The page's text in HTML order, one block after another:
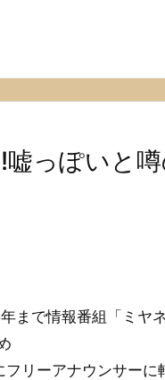
っぽいと
まで情報番組「ミヤ
フリーアナウンサーに